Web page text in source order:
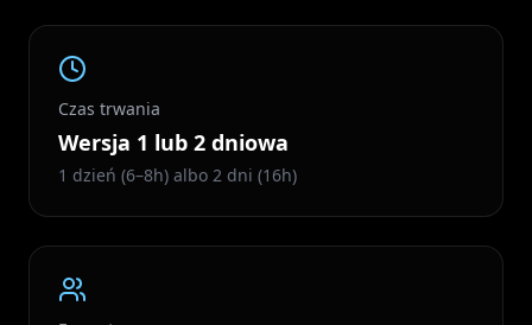
Czas trwania
Wersja 1 lub 2 dniowa
1 dzień (6–8h) albo 2 dni (16h)